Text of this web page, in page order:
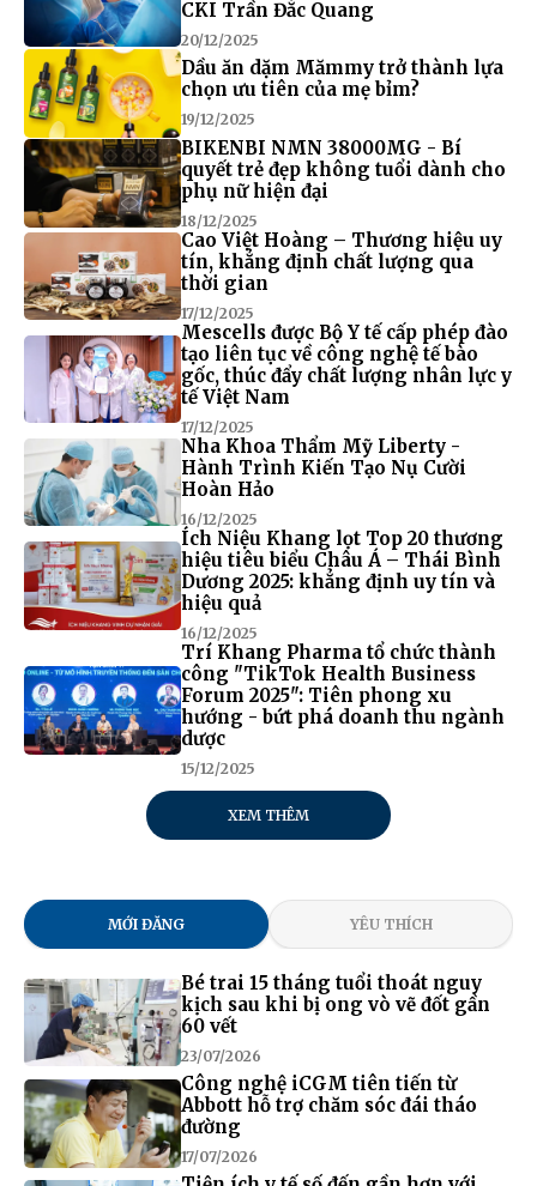
CKI Trần Đắc Quang
20/12/2025
Dầu ăn dặm Mămmy trở thành lựa
chọn ưu tiên của mẹ bỉm?
19/12/2025
BIKENBI NMN 38000MG - Bí
quyết trẻ đẹp không tuổi dành cho
phụ nữ hiện đại
18/12/2025
Cao Việt Hoàng – Thương hiệu uy
tín, khẳng định chất lượng qua
thời gian
17/12/2025
Mescells được Bộ Y tế cấp phép đào
tạo liên tục về công nghệ tế bào
gốc, thúc đẩy chất lượng nhân lực y
tế Việt Nam
17/12/2025
Nha Khoa Thẩm Mỹ Liberty -
Hành Trình Kiến Tạo Nụ Cười
Hoàn Hảo
16/12/2025
Ích Niệu Khang lọt Top 20 thương
hiệu tiêu biểu Châu Á – Thái Bình
Dương 2025: khẳng định uy tín và
hiệu quả
16/12/2025
Trí Khang Pharma tổ chức thành
công "TikTok Health Business
Forum 2025": Tiên phong xu
hướng - bứt phá doanh thu ngành
dược
15/12/2025
XEM THÊM
MỚI ĐĂNG YÊU THÍCH
Bé trai 15 tháng tuổi thoát nguy
kịch sau khi bị ong vò vẽ đốt gần
60 vết
23/07/2026
Công nghệ iCGM tiên tiến từ
Abbott hỗ trợ chăm sóc đái tháo
đường
17/07/2026